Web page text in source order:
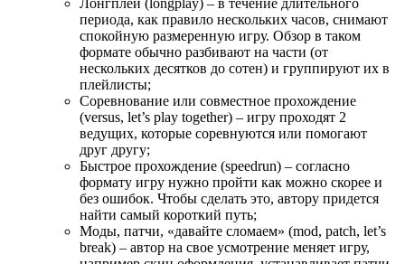
периода, как правило нескольких часов, снимают
спокойную размеренную игру. Обзор в таком
формате обычно разбивают на части (от
нескольких десятков до сотен) и группируют их в
плейлисты;
Соревнование или совместное прохождение
(versus, let’s play together) – игру проходят 2
ведущих, которые соревнуются или помогают
друг другу;
Быстрое прохождение (speedrun) – согласно
формату игру нужно пройти как можно скорее и
без ошибок. Чтобы сделать это, автору придется
найти самый короткий путь;
Моды, патчи, «давайте сломаем» (mod, patch, let’s
break) – автор на свое усмотрение меняет игру,